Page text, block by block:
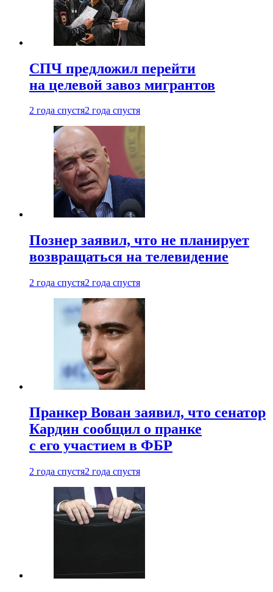
СПЧ предложил перейти
на целевой завоз мигрантов
2 года спустя2 года спустя
Познер заявил, что не планирует
возвращаться на телевидение
2 года спустя2 года спустя
Пранкер Вован заявил, что сенатор
Кардин сообщил о пранке
с его участием в ФБР
2 года спустя2 года спустя